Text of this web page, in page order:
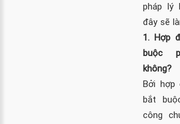
pháp lý
đây sẽ
1. Hợp
buộc
không?
Bởi hợp
bắt
công